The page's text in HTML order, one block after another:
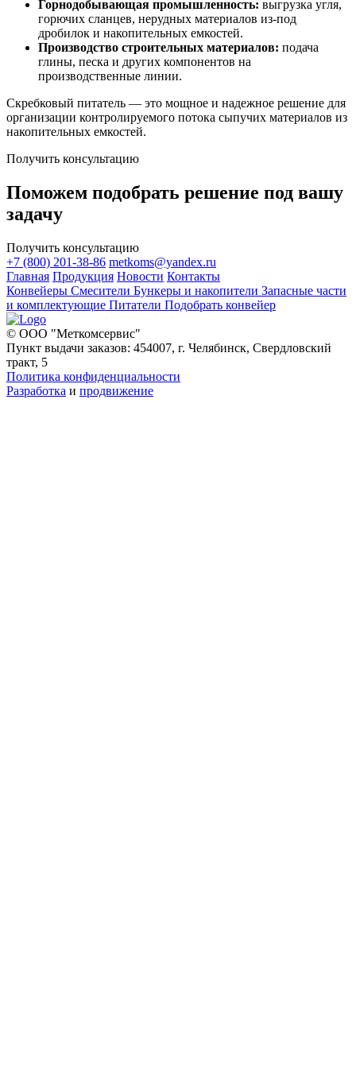
Горнодобывающая промышленность: выгрузка угля,
горючих сланцев, нерудных материалов из-под
дробилок и накопительных емкостей.
Производство строительных материалов: подача
глины, песка и других компонентов на
производственные линии.
Скребковый питатель — это мощное и надежное решение для
организации контролируемого потока сыпучих материалов из
накопительных емкостей.
Получить консультацию
Поможем подобрать решение под вашу
задачу
Получить консультацию
+7 (800) 201-38-86 metkoms@yandex.ru
Главная Продукция Новости Контакты
Конвейеры Смесители Бункеры и накопители Запасные части
и комплектующие Питатели Подобрать конвейер
© ООО "Меткомсервис"
Пункт выдачи заказов: 454007, г. Челябинск, Свердловский
тракт, 5
Политика конфиденциальности
Разработка и продвижение